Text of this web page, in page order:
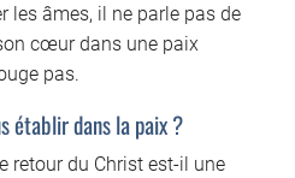
les âmes, il ne parle pas de
cœur dans une paix
pas.
établir dans la paix ?
retour du Christ est-il une